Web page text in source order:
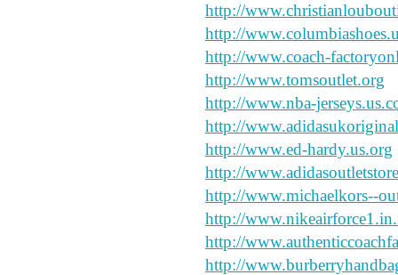
http://
http://
http://www.coach-
http://www.tomsoutlet.org
http://www.nba-
http://
http://www.ed-hardy.us.org
http://
http://www.michaelkors--
http://
http://
http://